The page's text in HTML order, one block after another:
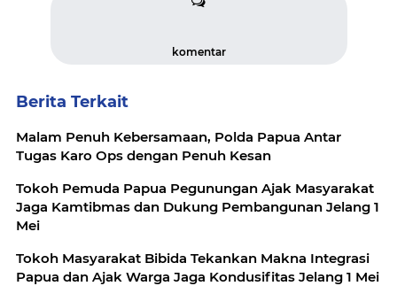
komentar
Berita Terkait
Malam Penuh Kebersamaan, Polda Papua Antar
Tugas Karo Ops dengan Penuh Kesan
Tokoh Pemuda Papua Pegunungan Ajak Masyarakat
Jaga Kamtibmas dan Dukung Pembangunan Jelang 1
Mei
Tokoh Masyarakat Bibida Tekankan Makna Integrasi
Papua dan Ajak Warga Jaga Kondusifitas Jelang 1 Mei